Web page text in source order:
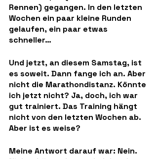
Rennen) gegangen. In den letzten
Wochen ein paar kleine Runden
gelaufen, ein paar etwas
schneller…
Und jetzt, an diesem Samstag, ist
es soweit. Dann fange ich an. Aber
nicht die Marathondistanz. Könnte
ich jetzt nicht? Ja, doch, ich war
gut trainiert. Das Training hängt
nicht von den letzten Wochen ab.
Aber ist es weise?
Meine Antwort darauf war: Nein.